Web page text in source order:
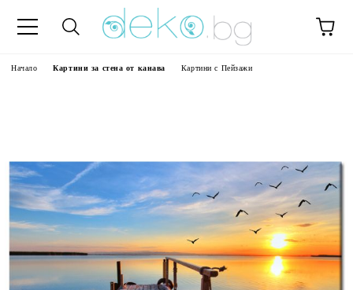
Начало Картини за стена от канава Картини с Пейзажи